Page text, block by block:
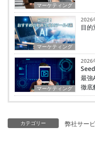
マーケティング
マーケティング
2026
目的
マーケティング
2026
最強
徹底
カテゴリー 弊社サー